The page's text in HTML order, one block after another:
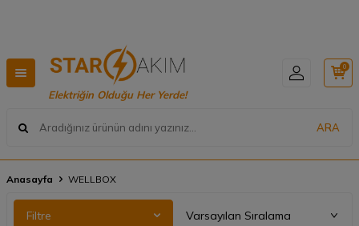
Elektriğin Olduğu Her Yerde!
ARA
0
Anasayfa WELLBOX
Filtre